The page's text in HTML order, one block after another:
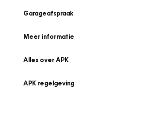
Garageafspraak
Meer informatie
Alles over APK
APK regelgeving